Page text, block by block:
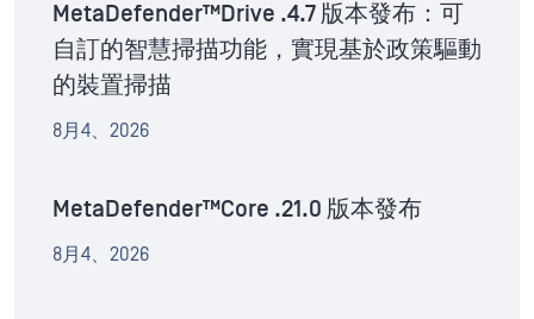
MetaDefender™Drive .4.7 版本發布：可
自訂的智慧掃描功能，實現基於政策驅動
的裝置掃描
8月4、2026
MetaDefender™Core .21.0 版本發布
8月4、2026